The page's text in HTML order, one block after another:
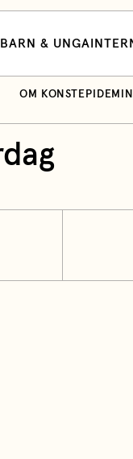
BARN & UNGA
OM KONSTEPIDEMIN